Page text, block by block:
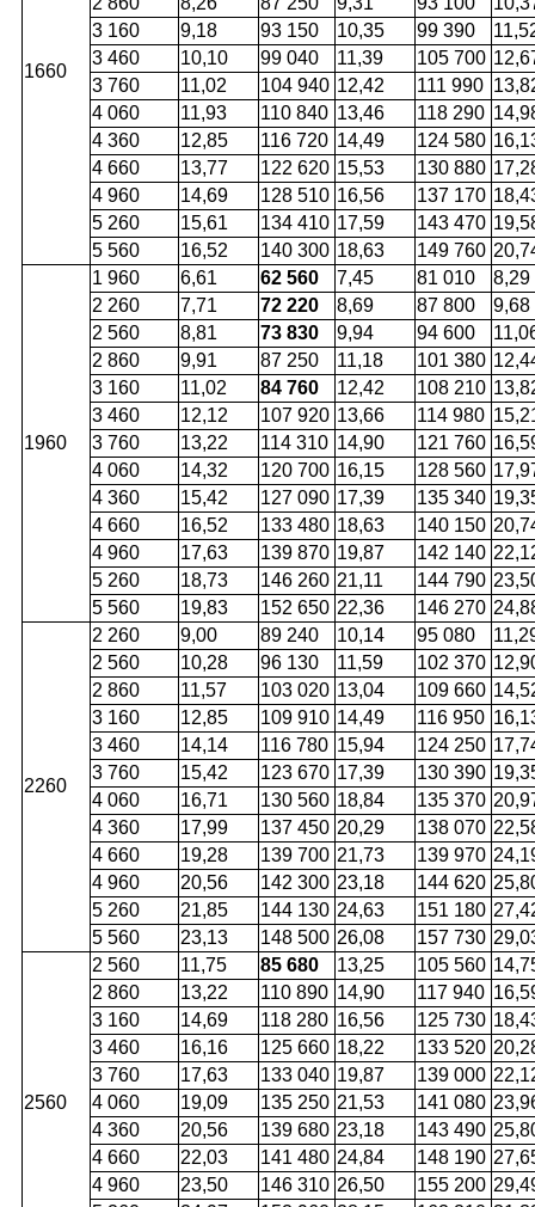
1660
3 160
9,18 93 150 10,35 99 390
3 460
10,10 99 040 11,39 105 700
3 760
11,02 104 940 12,42 111 990
4 060
11,93 110 840 13,46 118 290
4 360
12,85 116 720 14,49 124 580
4 660
13,77 122 620 15,53 130 880
4 960
14,69 128 510 16,56 137 170
5 260
15,61 134 410 17,59 143 470
5 560
16,52 140 300 18,63 149 760
1960
1 960 6,61 62 560 7,45 81 010
8,29
2 260
7,71 72 220 8,69 87 800
9,68
2 560
8,81 73 830 9,94 94 600
2 860
9,91 87 250 11,18 101 380
3 160
11,02 84 760 12,42 108 210
3 460
12,12 107 920 13,66 114 980
3 760
13,22 114 310 14,90 121 760
4 060
14,32 120 700 16,15 128 560
4 360
15,42 127 090 17,39 135 340
4 660
16,52 133 480 18,63 140 150
4 960
17,63 139 870 19,87 142 140
5 260
18,73 146 260 21,11 144 790
5 560
19,83 152 650 22,36 146 270
2260
2 260 9,00 89 240 10,14 95 080
2 560
10,28 96 130 11,59 102 370
2 860
11,57 103 020 13,04 109 660
3 160
12,85 109 910 14,49 116 950
3 460
14,14 116 780 15,94 124 250
3 760
15,42 123 670 17,39 130 390
4 060
16,71 130 560 18,84 135 370
4 360
17,99 137 450 20,29 138 070
4 660
19,28 139 700 21,73 139 970
4 960
20,56 142 300 23,18 144 620
5 260
21,85 144 130 24,63 151 180
5 560
23,13 148 500 26,08 157 730
2560
2 560 11,75 85 680 13,25 105 560
2 860
13,22 110 890 14,90 117 940
3 160
14,69 118 280 16,56 125 730
3 460
16,16 125 660 18,22 133 520
3 760
17,63 133 040 19,87 139 000
4 060
19,09 135 250 21,53 141 080
4 360
20,56 139 680 23,18 143 490
4 660
22,03 141 480 24,84 148 190
4 960
23,50 146 310 26,50 155 200